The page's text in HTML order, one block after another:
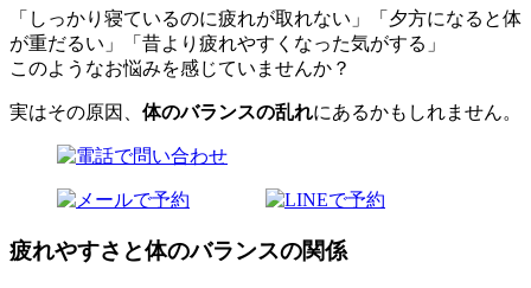
「しっかり寝ているのに疲れが取れない」「夕方になると体
が重だるい」「昔より疲れやすくなった気がする」
このようなお悩みを感じていませんか？
実はその原因、 体のバランスの乱れにあるかもしれません。
疲れやすさと体のバランスの関係